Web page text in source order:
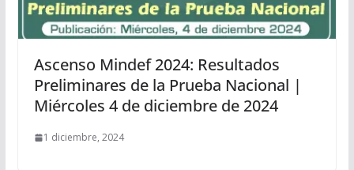
Ascenso Mindef 2024: Resultados
Preliminares de la Prueba Nacional |
Miércoles 4 de diciembre de 2024
1 diciembre, 2024